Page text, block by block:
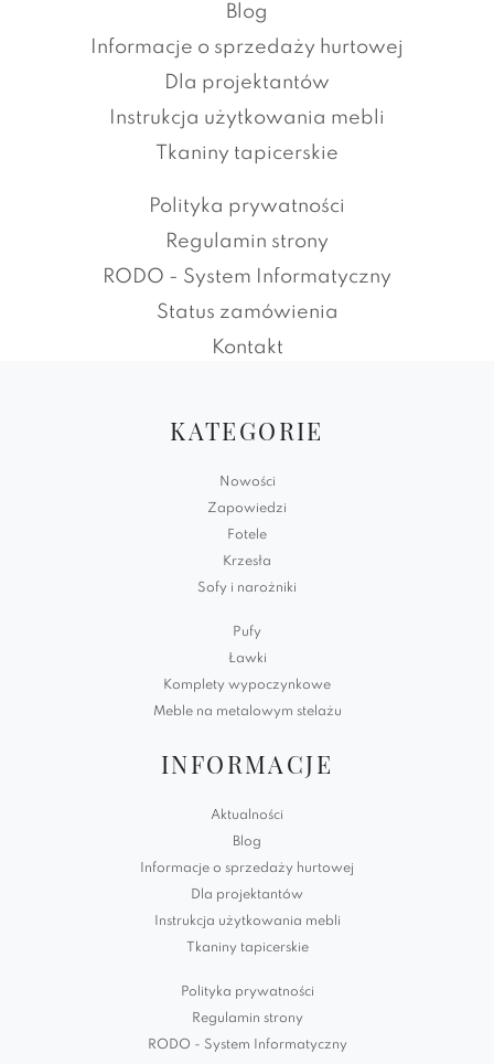
Blog
Informacje o sprzedaży hurtowej
Dla projektantów
Instrukcja użytkowania mebli
Tkaniny tapicerskie
Polityka prywatności
Regulamin strony
RODO - System Informatyczny
Status zamówienia
Kontakt
KATEGORIE
Nowości
Zapowiedzi
Fotele
Krzesła
Sofy i narożniki
Pufy
Ławki
Komplety wypoczynkowe
Meble na metalowym stelażu
INFORMACJE
Aktualności
Blog
Informacje o sprzedaży hurtowej
Dla projektantów
Instrukcja użytkowania mebli
Tkaniny tapicerskie
Polityka prywatności
Regulamin strony
RODO - System Informatyczny